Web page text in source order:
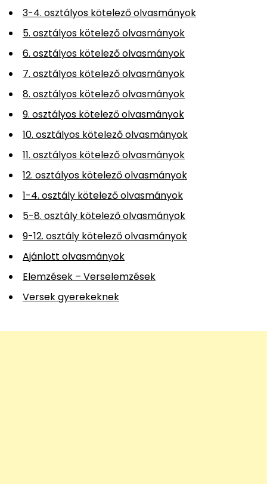
3-4. osztályos kötelező olvasmányok
5. osztályos kötelező olvasmányok
6. osztályos kötelező olvasmányok
7. osztályos kötelező olvasmányok
8. osztályos kötelező olvasmányok
9. osztályos kötelező olvasmányok
10. osztályos kötelező olvasmányok
11. osztályos kötelező olvasmányok
12. osztályos kötelező olvasmányok
1-4. osztály kötelező olvasmányok
5-8. osztály kötelező olvasmányok
9-12. osztály kötelező olvasmányok
Ajánlott olvasmányok
Elemzések – Verselemzések
Versek gyerekeknek